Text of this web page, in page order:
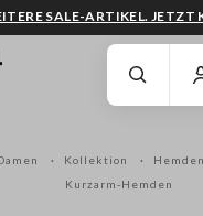
SPRINGEN GEHEN SIE ZUM
SALE-ARTIKEL. JETZT
Kollektion
Kurzarm-Hemden